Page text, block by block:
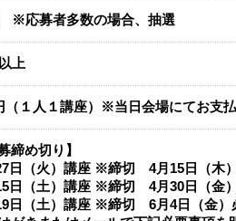
※応募者多数の場合、抽選
上
（１人１講座）※当日会場にてお支払
締め切り】
日（火）講座 ※締切 4月15日（木
日（土）講座 ※締切 4月30日（金
日（土）講座 ※締切 6月4日（金）